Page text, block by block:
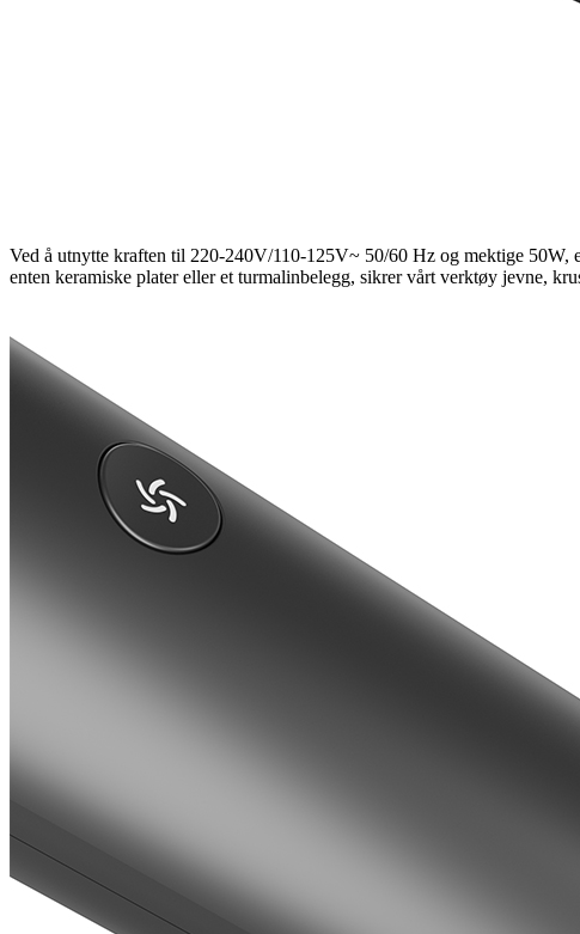
Ved å utnytte kraften til 220-240V/110-125V~ 50/60 Hz og mektige 50W,
enten keramiske plater eller et turmalinbelegg, sikrer vårt verktøy jevne,